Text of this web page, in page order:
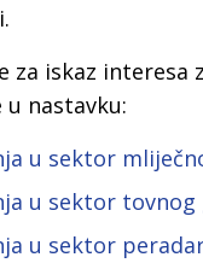
za iskaz
u nastavku:
u sektor
u sektor tovnog
u sektor